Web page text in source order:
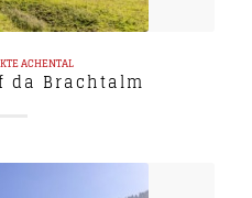
ACHENTAL
da Brachtalm